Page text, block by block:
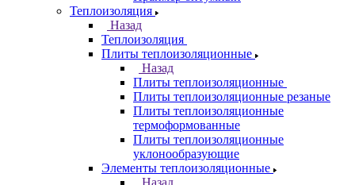
Теплоизоляция
Назад
Теплоизоляция
Плиты теплоизоляционные
Назад
Плиты теплоизоляционные
Плиты теплоизоляционные резаные
Плиты теплоизоляционные
термоформованные
Плиты теплоизоляционные
уклонообразующие
Элементы теплоизоляционные
Назад